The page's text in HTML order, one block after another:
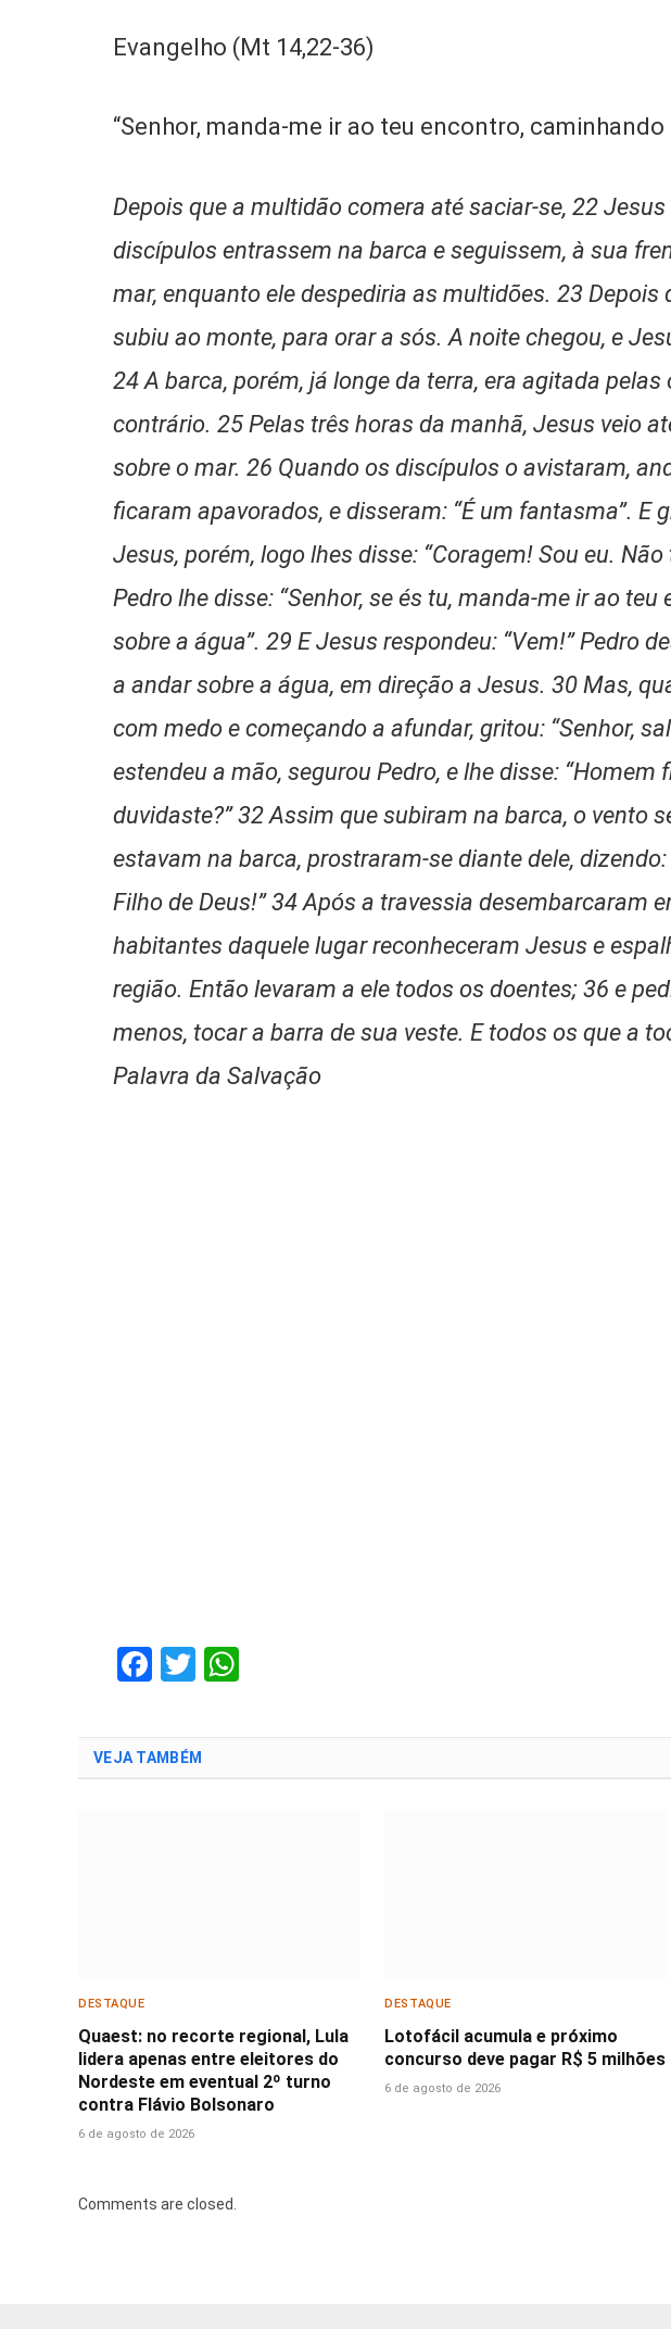
Evangelho (Mt 14,22-36)
“Senhor, manda-me ir ao teu encontro, caminhando
Depois que a multidão comera até saciar-se, 22
discípulos entrassem na barca e seguissem, à sua
mar, enquanto ele despediria as multidões. 23 Depois
subiu ao monte, para orar a sós. A noite chegou, e
24 A barca, porém, já longe da terra, era agitada pelas
contrário. 25 Pelas três horas da manhã, Jesus veio
sobre o mar. 26 Quando os discípulos o avistaram,
ficaram apavorados, e disseram: “É um fantasma”. E
Jesus, porém, logo lhes disse: “Coragem! Sou eu.
Pedro lhe disse: “Senhor, se és tu, manda-me ir ao
sobre a água”. 29 E Jesus respondeu: “Vem!” Pedro
a andar sobre a água, em direção a Jesus. 30 Mas,
com medo e começando a afundar, gritou: “Senhor,
estendeu a mão, segurou Pedro, e lhe disse: “Homem
duvidaste?” 32 Assim que subiram na barca, o vento
estavam na barca, prostraram-se diante dele,
Filho de Deus!” 34 Após a travessia desembarcaram
habitantes daquele lugar reconheceram Jesus e
região. Então levaram a ele todos os doentes; 36 e
menos, tocar a barra de sua veste. E todos os que a
Palavra da Salvação
Facebook
Twitter
VEJA TAMBÉM
DESTAQUE
Quaest: no recorte regional, Lula
lidera apenas entre eleitores do
Nordeste em eventual 2º turno
contra Flávio Bolsonaro
6 de agosto de 2026
DESTAQUE
Lotofácil acumula e próximo
concurso deve pagar R$ 5 milhões
6 de agosto de 2026
Comments are closed.